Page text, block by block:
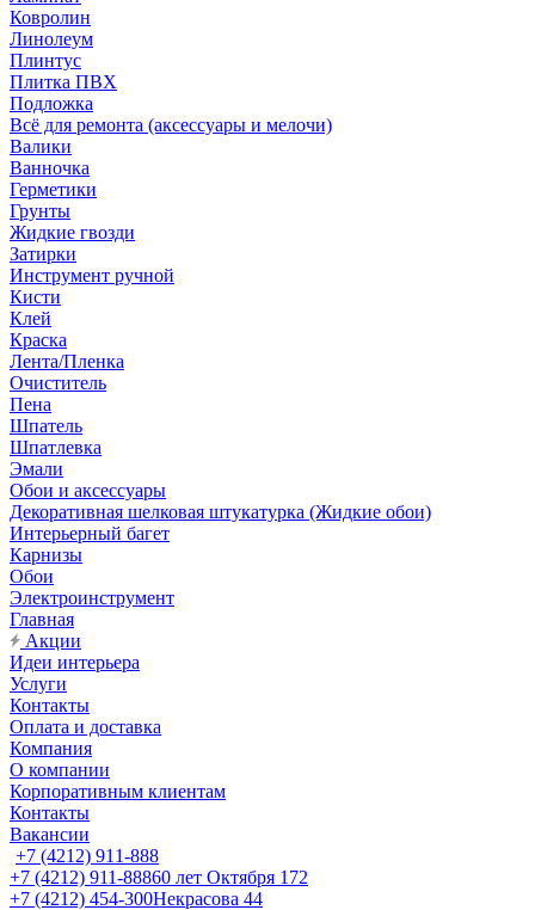
Ковролин
Линолеум
Плинтус
Плитка ПВХ
Подложка
Всё для ремонта (аксессуары и мелочи)
Валики
Ванночка
Герметики
Грунты
Жидкие гвозди
Затирки
Инструмент ручной
Кисти
Клей
Краска
Лента/Пленка
Очиститель
Пена
Шпатель
Шпатлевка
Эмали
Обои и аксессуары
Декоративная шелковая штукатурка (Жидкие обои)
Интерьерный багет
Карнизы
Обои
Электроинструмент
Главная
Акции
Идеи интерьера
Услуги
Контакты
Оплата и доставка
Компания
О компании
Корпоративным клиентам
Контакты
Вакансии
+7 (4212) 911-888
+7 (4212) 911-88860 лет Октября 172
+7 (4212) 454-300Некрасова 44